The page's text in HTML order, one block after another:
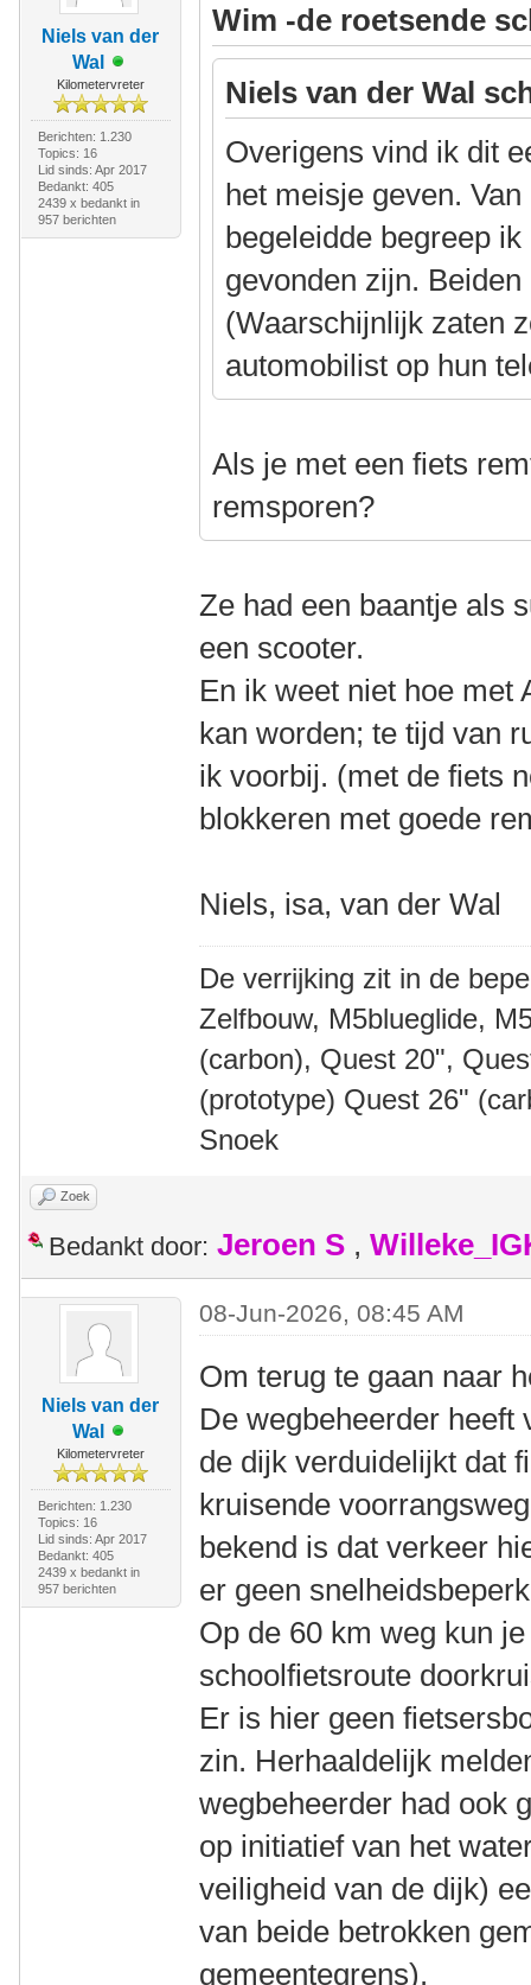
Niels van der
Wal
Kilometervreter
Berichten: 1.230
Topics: 16
Lid sinds: Apr 2017
Bedankt: 405
2439 x bedankt in
957 berichten
Wim -de roetsende
Niels van der Wal
Overigens vind ik dit
het meisje geven.
begeleidde begreep
gevonden zijn.
(Waarschijnlijk zaten
automobilist op hun
Als je met een fiets
remsporen?
Ze had een baantje als
een scooter.
En ik weet niet hoe met
kan worden; te tijd van
ik voorbij. (met de fiets
blokkeren met goede
Niels, isa, van der Wal
De verrijking zit in de
Zelfbouw, M5blueglide,
(carbon), Quest 20",
(prototype) Quest 26"
Snoek
Zoek
Bedankt door: Jeroen S ,
Niels van der
Wal
Kilometervreter
Berichten: 1.230
Topics: 16
Lid sinds: Apr 2017
Bedankt: 405
2439 x bedankt in
957 berichten
08-Jun-2026, 08:45 AM
Om terug te gaan naar
De wegbeheerder
de dijk verduidelijkt dat
kruisende
bekend is dat verkeer
er geen
Op de 60 km weg kun
schoolfietsroute
Er is hier geen
zin. Herhaaldelijk
wegbeheerder had ook
op initiatief van het
veiligheid van de dijk)
van beide betrokken
gemeentegrens).